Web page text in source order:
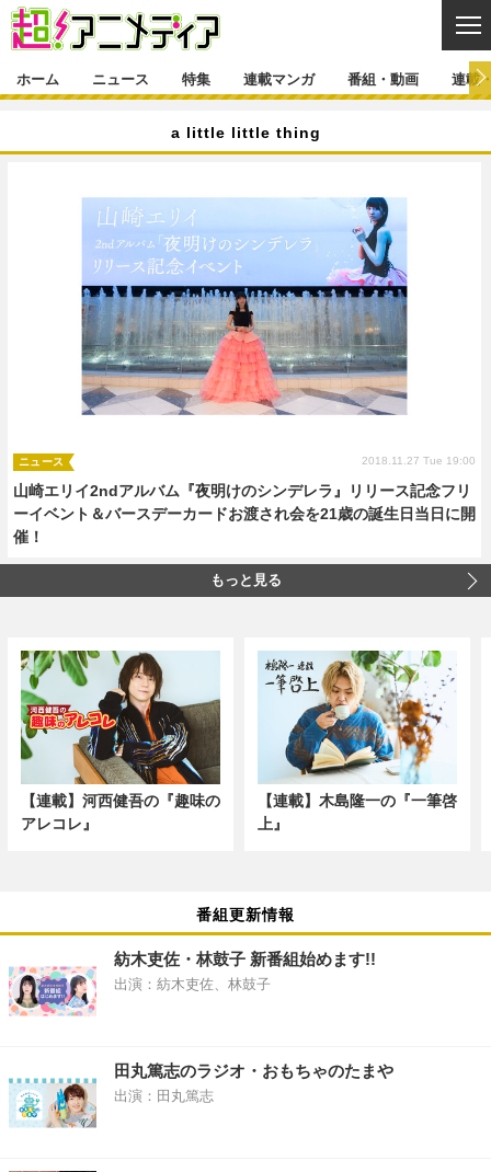
ゲーム・アプリ マンガ
映画 音楽
グッズ イベント
声優 コスプレ
舞台 新帝スタ
特集一覧 カバー
インタビュー レポート
ラキりす
連載マンガ一覧 連載一覧
番組・動画一覧 ラジオ
動画
連載・ブログ
連載・ブログ一覧 コラム
編集部ブログ・お知らせ
ホーム ニュース 特集 連載マンガ 番組・動画 連載
a little little thing
山崎エリイ2ndアルバム『夜明けのシンデレラ』リリース記念フリ
ーイベント＆バースデーカードお渡され会を21歳の誕生日当日に開
催！
ニュース 2018.11.27 Tue 19:00
もっと見る
【連載】河西健吾の『趣味の
アレコレ』
【連載】木島隆一の『一筆啓
上』
番組更新情報
紡木吏佐・林鼓子 新番組始めます!!
出演：紡木吏佐、林鼓子
田丸篤志のラジオ・おもちゃのたまや
出演：田丸篤志